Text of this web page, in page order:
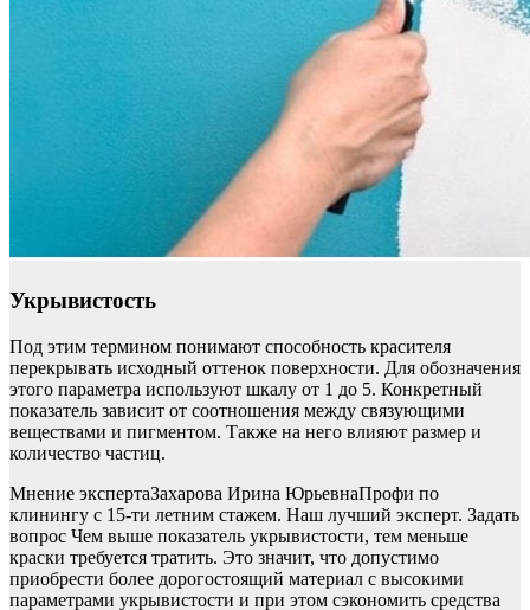
Укрывистость
Под этим термином понимают способность красителя
перекрывать исходный оттенок поверхности. Для обозначения
этого параметра используют шкалу от 1 до 5. Конкретный
показатель зависит от соотношения между связующими
веществами и пигментом. Также на него влияют размер и
количество частиц.
Мнение экспертаЗахарова Ирина ЮрьевнаПрофи по
клинингу с 15-ти летним стажем. Наш лучший эксперт. Задать
вопрос Чем выше показатель укрывистости, тем меньше
краски требуется тратить. Это значит, что допустимо
приобрести более дорогостоящий материал с высокими
параметрами укрывистости и при этом сэкономить средства